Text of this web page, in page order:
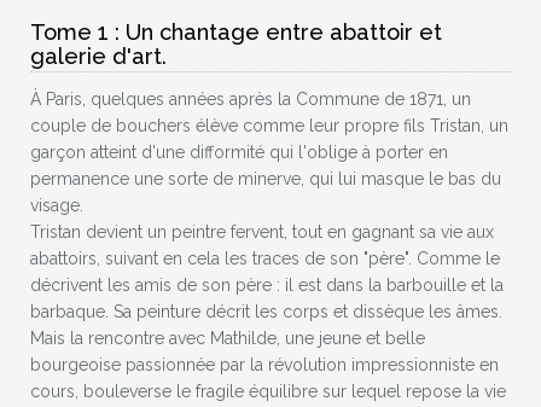
Tome 1 : Un chantage entre abattoir et
galerie d'art.
À Paris, quelques années après la Commune de 1871, un
couple de bouchers élève comme leur propre fils Tristan, un
garçon atteint d'une difformité qui l'oblige à porter en
permanence une sorte de minerve, qui lui masque le bas du
visage.
Tristan devient un peintre fervent, tout en gagnant sa vie aux
abattoirs, suivant en cela les traces de son "père". Comme le
décrivent les amis de son père : il est dans la barbouille et la
barbaque. Sa peinture décrit les corps et dissèque les âmes.
Mais la rencontre avec Mathilde, une jeune et belle
bourgeoise passionnée par la révolution impressionniste en
cours, bouleverse le fragile équilibre sur lequel repose la vie